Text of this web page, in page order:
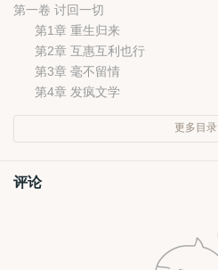
顾轻夏：你害不害臊！
第一卷 讨回一切
第1章 重生归来
第2章 互惠互利也行
第3章 毫不留情
第4章 发疯文学
更多目录
评论